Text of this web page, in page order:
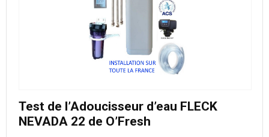
Test de l’Adoucisseur d’eau FLECK
NEVADA 22 de O’Fresh